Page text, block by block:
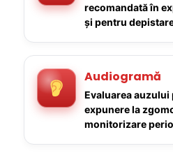
recomandată în
și pentru
Audiogramă
Evaluarea
expunere la
monitorizare